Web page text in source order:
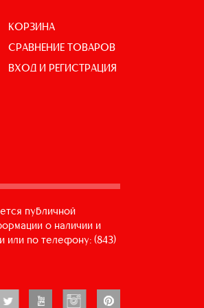
КОРЗИНА
СРАВНЕНИЕ ТОВАРОВ
ВХОД И РЕГИСТРАЦИЯ
публичной
о наличии и
или по телефону: (843)